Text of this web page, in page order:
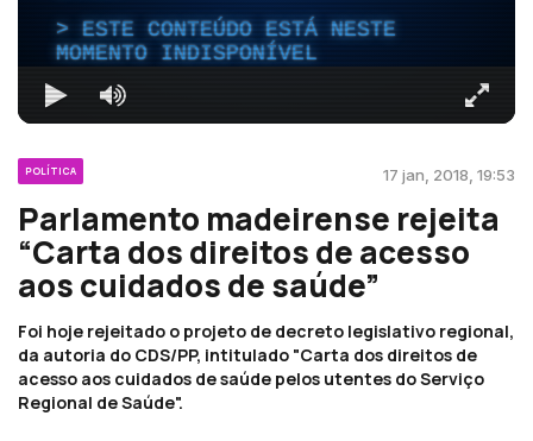
ESTE CONTEÚDO ESTÁ NESTE
MOMENTO INDISPONÍVEL
POLÍTICA 17 jan, 2018, 19:53
Parlamento madeirense rejeita
“Carta dos direitos de acesso
aos cuidados de saúde”
Foi hoje rejeitado o projeto de decreto legislativo regional,
da autoria do CDS/PP, intitulado "Carta dos direitos de
acesso aos cuidados de saúde pelos utentes do Serviço
Regional de Saúde".